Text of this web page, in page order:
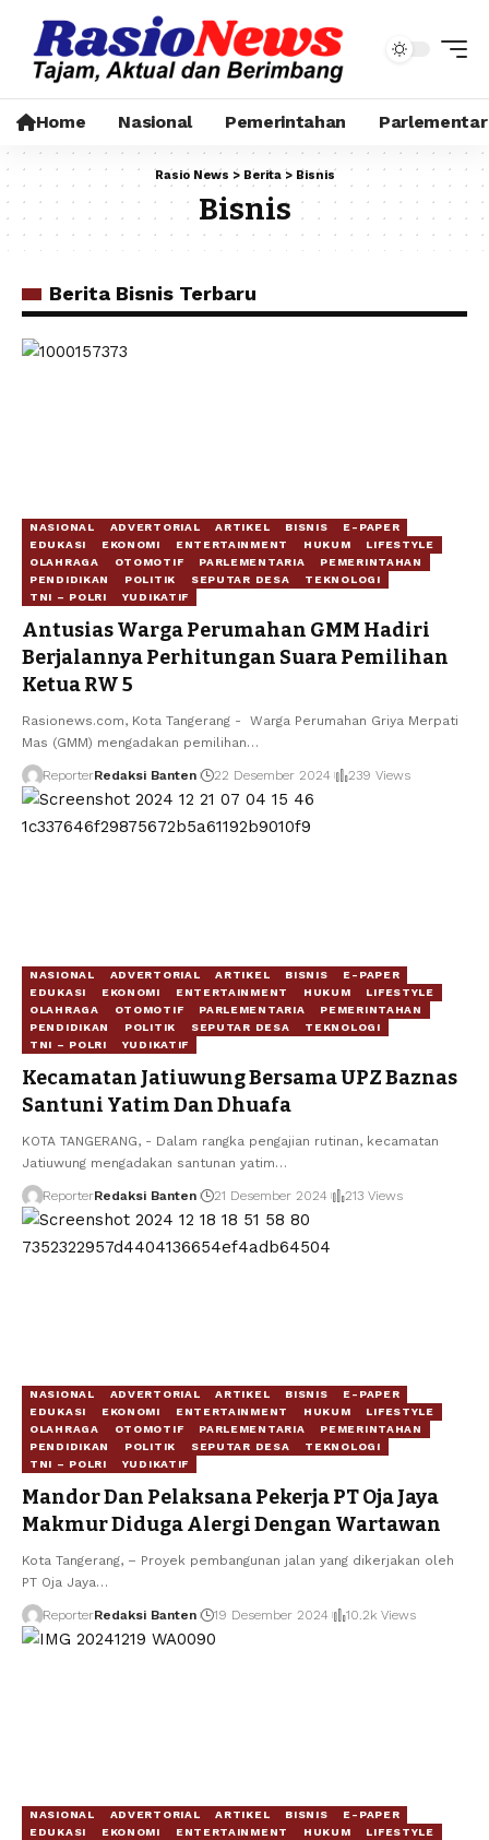
Home Nasional Pemerintahan
Rasio News > Berita> Bisnis
Bisnis
Berita Bisnis Terbaru
NASIONAL ADVERTORIAL ARTIKEL BISNIS
E-PAPER
EDUKASI
EKONOMI ENTERTAINMENT HUKUM
LIFESTYLE
OLAHRAGA
OTOMOTIF PARLEMENTARIA
PEMERINTAHAN
PENDIDIKAN
POLITIK SEPUTAR DESA
TEKNOLOGI
TNI – POLRI
YUDIKATIF
Antusias Warga Perumahan GMM Hadiri
Berjalannya Perhitungan Suara Pemilihan
Ketua RW 5
Rasionews.com, Kota Tangerang - Warga Perumahan Griya Merpati
Mas (GMM) mengadakan pemilihan…
ReporterRedaksi Banten 22 Desember 2024 239 Views
NASIONAL ADVERTORIAL ARTIKEL BISNIS
E-PAPER
EDUKASI
EKONOMI ENTERTAINMENT HUKUM
LIFESTYLE
OLAHRAGA
OTOMOTIF PARLEMENTARIA
PEMERINTAHAN
PENDIDIKAN
POLITIK SEPUTAR DESA
TEKNOLOGI
TNI – POLRI
YUDIKATIF
Kecamatan Jatiuwung Bersama UPZ Baznas
Santuni Yatim Dan Dhuafa
‎KOTA TANGERANG, - Dalam rangka pengajian rutinan, kecamatan
Jatiuwung mengadakan santunan yatim…
ReporterRedaksi Banten 21 Desember 2024 213 Views
NASIONAL ADVERTORIAL ARTIKEL BISNIS
E-PAPER
EDUKASI
EKONOMI ENTERTAINMENT HUKUM
LIFESTYLE
OLAHRAGA
OTOMOTIF PARLEMENTARIA
PEMERINTAHAN
PENDIDIKAN
POLITIK SEPUTAR DESA
TEKNOLOGI
TNI – POLRI
YUDIKATIF
Mandor Dan Pelaksana Pekerja PT Oja Jaya
Makmur Diduga Alergi Dengan Wartawan
Kota Tangerang, – Proyek pembangunan jalan yang dikerjakan oleh
PT Oja Jaya…
ReporterRedaksi Banten 19 Desember 2024 10.2k Views
NASIONAL ADVERTORIAL ARTIKEL BISNIS
E-PAPER
EDUKASI
EKONOMI ENTERTAINMENT HUKUM
LIFESTYLE